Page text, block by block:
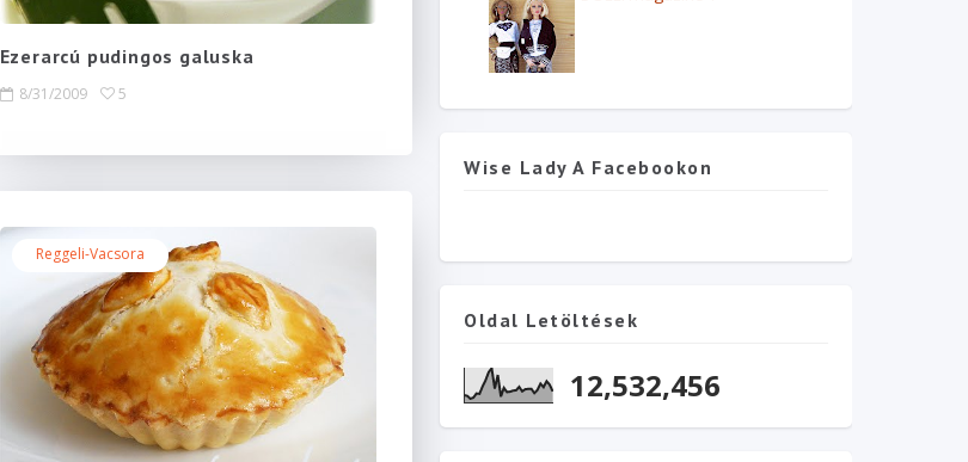
Ezerarcú pudingos galuska
8/31/2009 5
Reggeli-Vacsora
Wise Lady A Facebookon
Oldal Letöltések
12,532,456